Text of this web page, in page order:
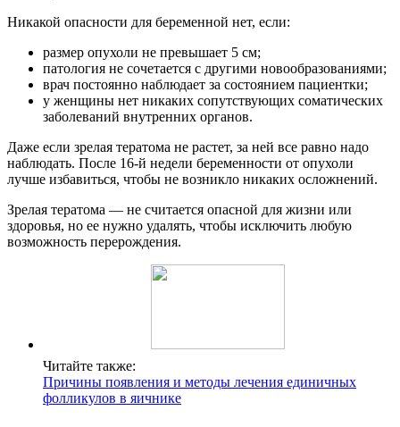
Никакой опасности для беременной нет, если:
размер опухоли не превышает 5 см;
патология не сочетается с другими новообразованиями;
врач постоянно наблюдает за состоянием пациентки;
у женщины нет никаких сопутствующих соматических
заболеваний внутренних органов.
Даже если зрелая тератома не растет, за ней все равно надо
наблюдать. После 16-й недели беременности от опухоли
лучше избавиться, чтобы не возникло никаких осложнений.
Зрелая тератома — не считается опасной для жизни или
здоровья, но ее нужно удалять, чтобы исключить любую
возможность перерождения.
Читайте также:
Причины появления и методы лечения единичных
фолликулов в яичнике